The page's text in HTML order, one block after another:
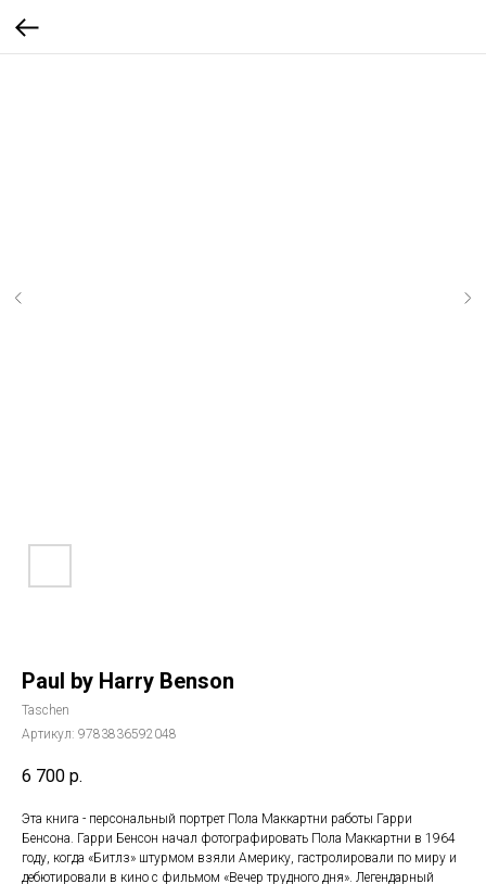
Paul by Harry Benson
Taschen
Артикул: 9783836592048
6 700 р.
Эта книга - персональный портрет Пола Маккартни работы Гарри
Бенсона. Гарри Бенсон начал фотографировать Пола Маккартни в 1964
году, когда «Битлз» штурмом взяли Америку, гастролировали по миру и
дебютировали в кино с фильмом «Вечер трудного дня». Легендарный